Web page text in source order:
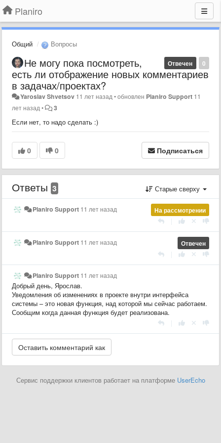
Planiro
Общий Вопросы
0
Отвечен
Не могу пока посмотреть,
есть ли отображение новых комментариев
в задачах/проектах?
Yaroslav Shvetsov 11 лет назад •обновлен Planiro Support 11
лет назад • 3
Если нет, то надо сделать :)
0 0 Подписаться
Ответы 3 Старые сверху
На рассмотрении
Planiro Support 11 лет назад
Отвечен
Planiro Support 11 лет назад
Planiro Support 11 лет назад
Добрый день, Ярослав.
Уведомления об изменениях в проекте внутри интерфейса
системы – это новая функция, над которой мы сейчас работаем.
Сообщим когда данная функция будет реализована.
Сервис поддержки клиентов работает на платформе UserEcho